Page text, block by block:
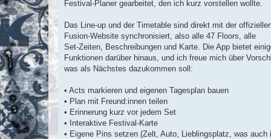
Festival-Planer gearbeitet, den ich kurz vorstellen wollte.
Das Line-up und der Timetable sind direkt mit der
Fusion-Website synchronisiert, also alle 47 Floors, alle
Set-Zeiten, Beschreibungen und Karte. Die App bietet
Funktionen darüber hinaus, und ich freue mich über
was als Nächstes dazukommen soll:
• Acts markieren und eigenen Tagesplan bauen
• Plan mit Freund:innen teilen
• Erinnerung kurz vor jedem Set
• Interaktive Festival-Karte
• Eigene Pins setzen (Zelt, Auto, Lieblingsplatz, was auch